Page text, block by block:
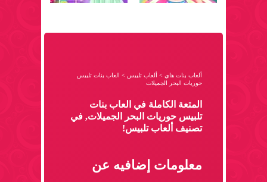
ألعاب بنات هاي > ألعاب تلبيس > العاب بنات تلبيس
حوريات البحر الجميلات
المتعة الكاملة في العاب بنات
تلبيس حوريات البحر الجميلات, في
تصنيف ألعاب تلبيس!
معلومات إضافيه عن